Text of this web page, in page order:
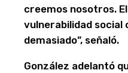
creemos nosotros.
vulnerabilidad social
demasiado”, señaló.
González adelantó